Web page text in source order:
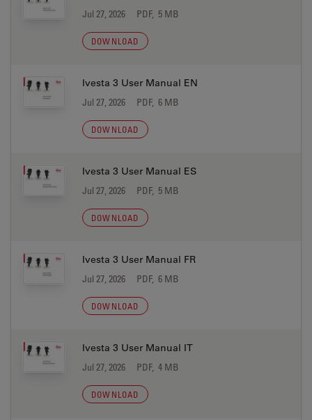
Jul 27, 2026 PDF, 5 MB
DOWNLOAD
Ivesta 3 User Manual EN
Jul 27, 2026 PDF, 6 MB
DOWNLOAD
Ivesta 3 User Manual ES
Jul 27, 2026 PDF, 5 MB
DOWNLOAD
Ivesta 3 User Manual FR
Jul 27, 2026 PDF, 6 MB
DOWNLOAD
Ivesta 3 User Manual IT
Jul 27, 2026 PDF, 4 MB
DOWNLOAD